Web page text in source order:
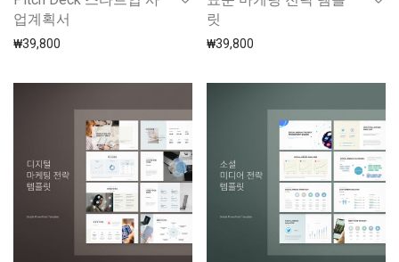
업계획서
₩39,800
릿
₩39,800